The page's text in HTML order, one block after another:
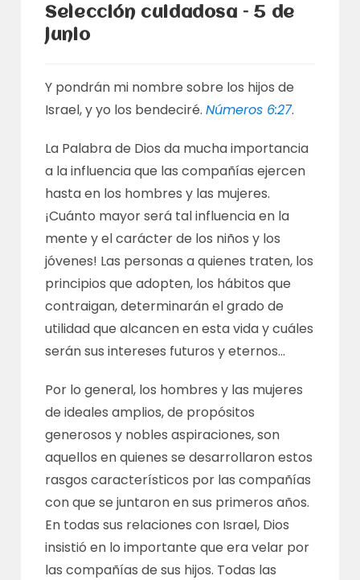
Selección cuidadosa – 5 de
junio
Y pondrán mi nombre sobre los hijos de
Israel, y yo los bendeciré.Números 6:27.
La Palabra de Dios da mucha importancia
a la influencia que las compañías ejercen
hasta en los hombres y las mujeres.
¡Cuánto mayor será tal influencia en la
mente y el carácter de los niños y los
jóvenes! Las personas a quienes traten, los
principios que adopten, los hábitos que
contraigan, determinarán el grado de
utilidad que alcancen en esta vida y cuáles
serán sus intereses futuros y eternos…
Por lo general, los hombres y las mujeres
de ideales amplios, de propósitos
generosos y nobles aspiraciones, son
aquellos en quienes se desarrollaron estos
rasgos característicos por las compañías
con que se juntaron en sus primeros años.
En todas sus relaciones con Israel, Dios
insistió en lo importante que era velar por
las compañías de sus hijos. Todas las